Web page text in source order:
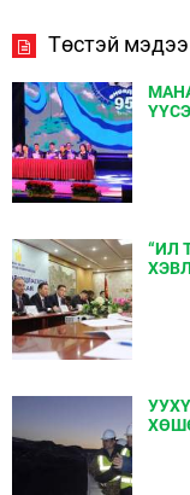
Төстэй мэдээ
“ИЛ